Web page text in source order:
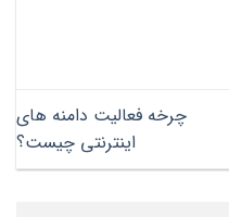
چرخه فعالیت دامنه های
اینترنتی چیست؟